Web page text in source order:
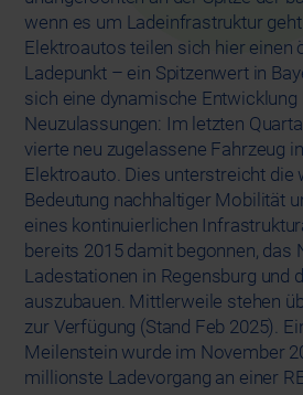
wenn es um Ladeinfrastruktur
Elektroautos teilen sich hier einen
Ladepunkt – ein Spitzenwert in
sich eine dynamische Entwicklung
Neuzulassungen: Im letzten
vierte neu zugelassene Fahrzeug
Elektroauto. Dies unterstreicht die
Bedeutung nachhaltiger Mobilität
eines kontinuierlichen
bereits 2015 damit begonnen, das
Ladestationen in Regensburg und
auszubauen. Mittlerweile stehen
zur Verfügung (Stand Feb 2025).
Meilenstein wurde im November
millionste Ladevorgang an einer